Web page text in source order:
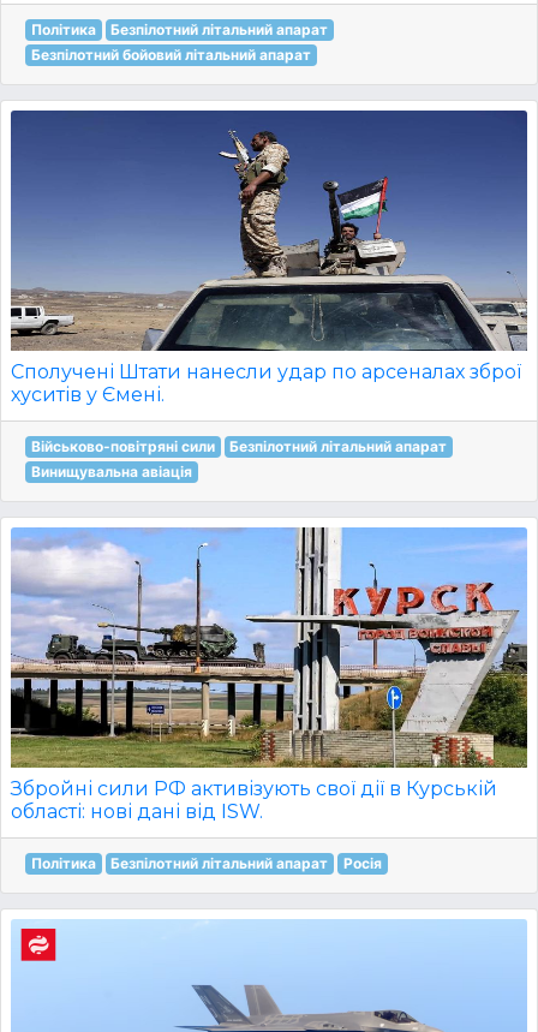
Політика
Безпілотний літальний апарат
Безпілотний бойовий літальний апарат
Сполучені Штати нанесли удар по арсеналах зброї
хуситів у Ємені.
Військово-повітряні сили
Безпілотний літальний апарат
Винищувальна авіація
Збройні сили РФ активізують свої дії в Курській
області: нові дані від ISW.
Політика Безпілотний літальний апарат Росія